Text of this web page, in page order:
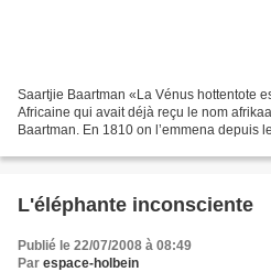
Saartjie Baartman «La Vénus hottentote
Africaine qui avait déjà reçu le nom
Baartman. En 1810 on l’emmena depuis
L'éléphante inconsciente
Publié le 22/07/2008 à 08:49
Par espace-holbein